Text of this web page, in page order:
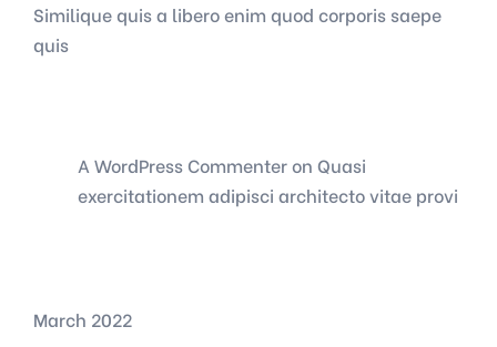
Similique quis a libero enim quod corporis saepe
quis
A WordPress Commenteron Quasi
exercitationem adipisci architecto vitae provi
March 2022